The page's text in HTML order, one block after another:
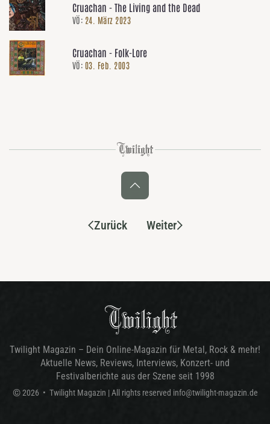
Cruachan - The Living and the Dead
VÖ: 24. März 2023
Cruachan - Folk-Lore
VÖ: 03. Feb. 2003
Zurück Weiter
Twilight Magazin – Dein Online-Magazin für Metal, Rock & mehr!
Aktuelle News, Reviews, Interviews, Konzert- und
Festivalberichte aus der Szene seit 1998
© 2026 • Twilight Magazin | All rights reserved info@twilight-magazin.de